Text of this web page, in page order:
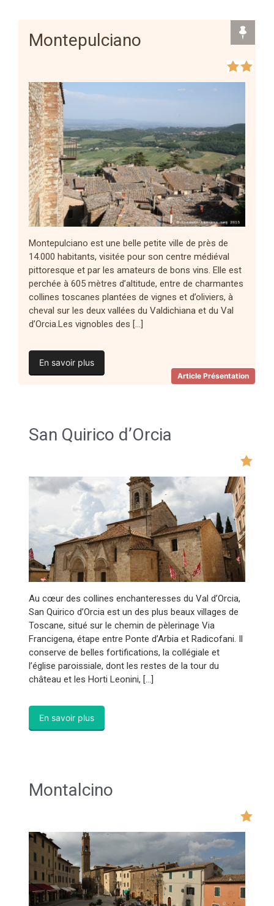
Article Présentation
Montepulciano
Montepulciano est une belle petite ville de près de
14.000 habitants, visitée pour son centre médiéval
pittoresque et par les amateurs de bons vins. Elle est
perchée à 605 mètres d’altitude, entre de charmantes
collines toscanes plantées de vignes et d’oliviers, à
cheval sur les deux vallées du Valdichiana et du Val
d’Orcia.Les vignobles des […]
En savoir plus
San Quirico d’Orcia
Au cœur des collines enchanteresses du Val d’Orcia,
San Quirico d’Orcia est un des plus beaux villages de
Toscane, situé sur le chemin de pèlerinage Via
Francigena, étape entre Ponte d’Arbia et Radicofani. Il
conserve de belles fortifications, la collégiale et
l’église paroissiale, dont les restes de la tour du
château et les Horti Leonini, […]
En savoir plus
Montalcino